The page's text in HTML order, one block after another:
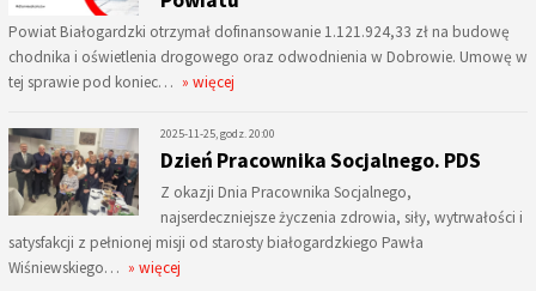
Powiat Białogardzki otrzymał dofinansowanie 1.121.924,33 zł na budowę
chodnika i oświetlenia drogowego oraz odwodnienia w Dobrowie. Umowę w
tej sprawie pod koniec… » więcej
2025-11-25, godz. 20:00
Dzień Pracownika Socjalnego. PDS
Z okazji Dnia Pracownika Socjalnego,
najserdeczniejsze życzenia zdrowia, siły, wytrwałości i
satysfakcji z pełnionej misji od starosty białogardzkiego Pawła
Wiśniewskiego… » więcej